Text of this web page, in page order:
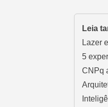
Leia
Lazer
5
CNPq